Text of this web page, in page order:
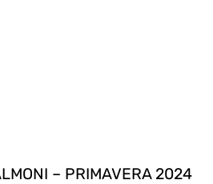
– PRIMAVERA 2024